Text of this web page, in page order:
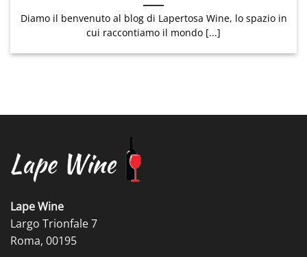
Diamo il benvenuto al blog di Lapertosa Wine, lo spazio in
cui raccontiamo il mondo [...]
Lape Wine
Largo Trionfale 7
Roma, 00195